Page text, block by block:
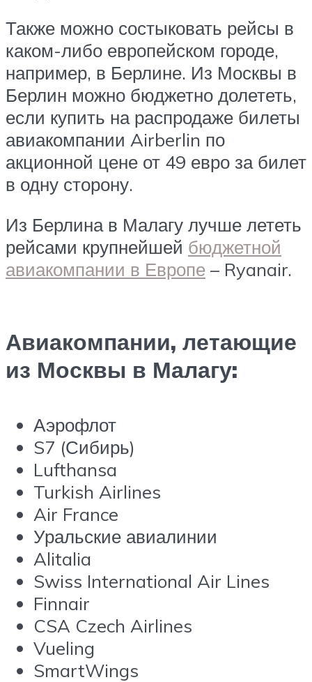
Также можно состыковать рейсы в
каком-либо европейском городе,
например, в Берлине. Из Москвы в
Берлин можно бюджетно долететь,
если купить на распродаже билеты
авиакомпании Airberlin по
акционной цене от 49 евро за билет
в одну сторону.
Из Берлина в Малагу лучше лететь
рейсами крупнейшей бюджетной
авиакомпании в Европе – Ryanair.
Авиакомпании, летающие
из Москвы в Малагу:
Аэрофлот
S7 (Сибирь)
Lufthansa
Turkish Airlines
Air France
Уральские авиалинии
Alitalia
Swiss International Air Lines
Finnair
CSA Czech Airlines
Vueling
SmartWings